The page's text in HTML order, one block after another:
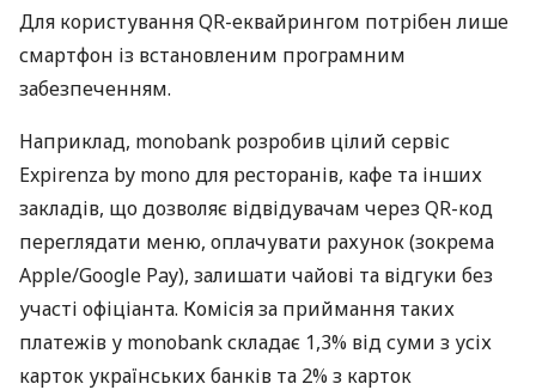
Для користування QR-еквайрингом потрібен лише
смартфон із встановленим програмним
забезпеченням.
Наприклад, monobank розробив цілий сервіс
Expirenza by mono для ресторанів, кафе та інших
закладів, що дозволяє відвідувачам через QR-код
переглядати меню, оплачувати рахунок (зокрема
Apple/Google Pay), залишати чайові та відгуки без
участі офіціанта. Комісія за приймання таких
платежів у monobank складає 1,3% від суми з усіх
карток українських банків та 2% з карток